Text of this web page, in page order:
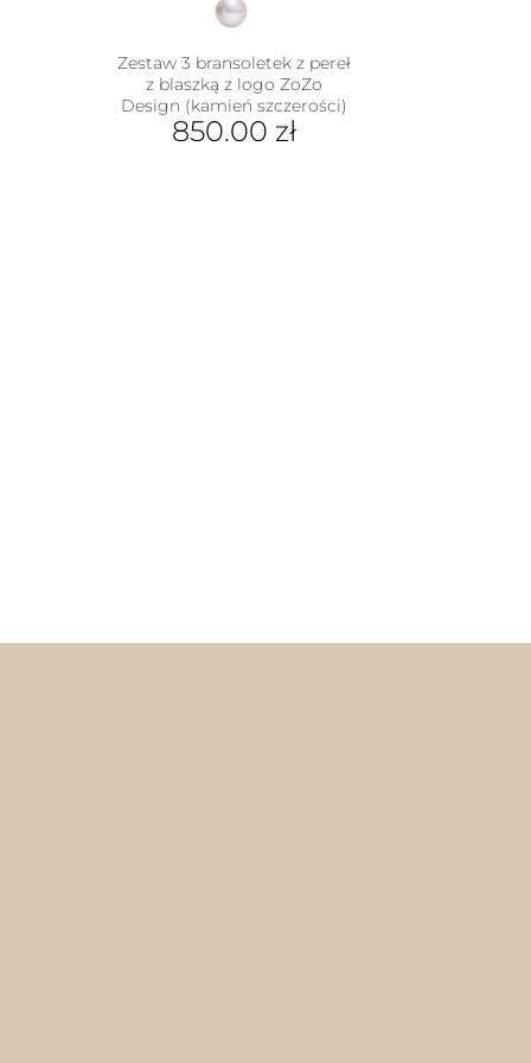
Zestaw 3 bransoletek z pereł
z blaszką z logo ZoZo
Design (kamień szczerości)
850.00 zł